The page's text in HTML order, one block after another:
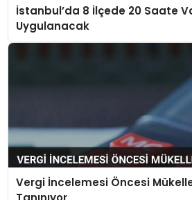
İstanbul’da 8 İlçede 20 Saate
Uygulanacak
Vergi İncelemesi Öncesi